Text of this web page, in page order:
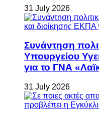
31 July 2026
Συνάντηση
Υπουργείου
για το ΓΝΑ
31 July 2026